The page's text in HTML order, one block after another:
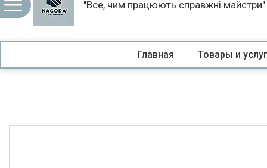
"Все, чим працюють справжні майстри"
Главная Товары и